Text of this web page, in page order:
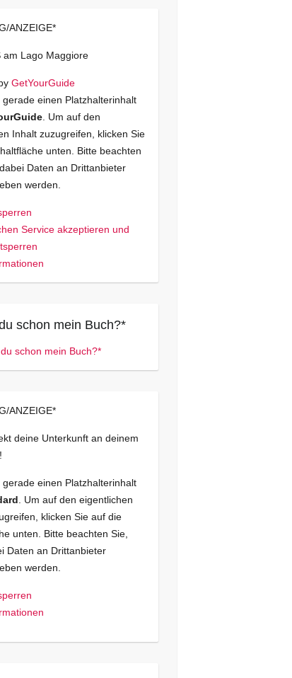
ANZEIGE*
am Lago Maggiore
GetYourGuide
gerade einen Platzhalterinhalt
. Um auf den
Inhalt zuzugreifen, klicken Sie
unten. Bitte beachten
Daten an Drittanbieter
werden.
Service akzeptieren und
schon mein Buch?*
ANZEIGE*
deine Unterkunft an deinem
gerade einen Platzhalterinhalt
. Um auf den eigentlichen
klicken Sie auf die
unten. Bitte beachten Sie,
Daten an Drittanbieter
werden.